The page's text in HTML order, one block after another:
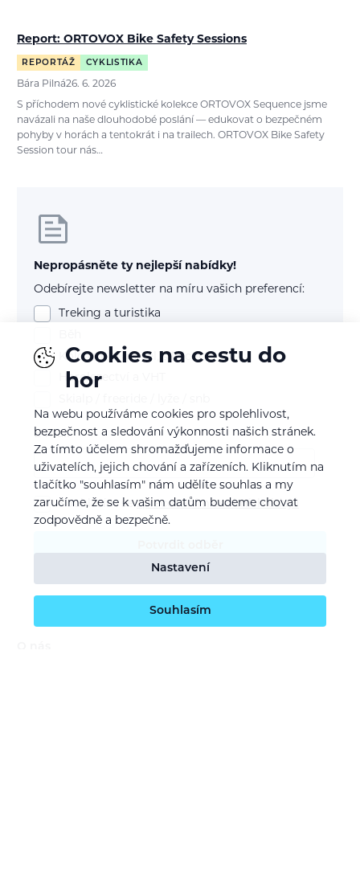
Report: ORTOVOX Bike Safety Sessions
REPORTÁŽ CYKLISTIKA
Bára Pilná26. 6. 2026
S příchodem nové cyklistické kolekce ORTOVOX Sequence jsme
navázali na naše dlouhodobé poslání — edukovat o bezpečném
pohyby v horách a tentokrát i na trailech. ORTOVOX Bike Safety
Session tour nás…
Nepropásněte ty nejlepší nabídky!
Odebírejte newsletter na míru vašich preferencí:
Treking a turistika
Kolo (mtb, gravel, silnice)
Horolezectví a VHT
E-mail
Souhlasím sezpracováním osobních údajů
Cookies na cestu do
hor
Na webu používáme cookies pro spolehlivost,
bezpečnost a sledování výkonnosti našich stránek.
Za tímto účelem shromažďujeme informace o
uživatelích, jejich chování a zařízeních. Kliknutím na
tlačítko "souhlasím" nám udělíte souhlas a my
zaručíme, že se k vašim datům budeme chovat
zodpovědně a bezpečně.
Nastavení
Souhlasím